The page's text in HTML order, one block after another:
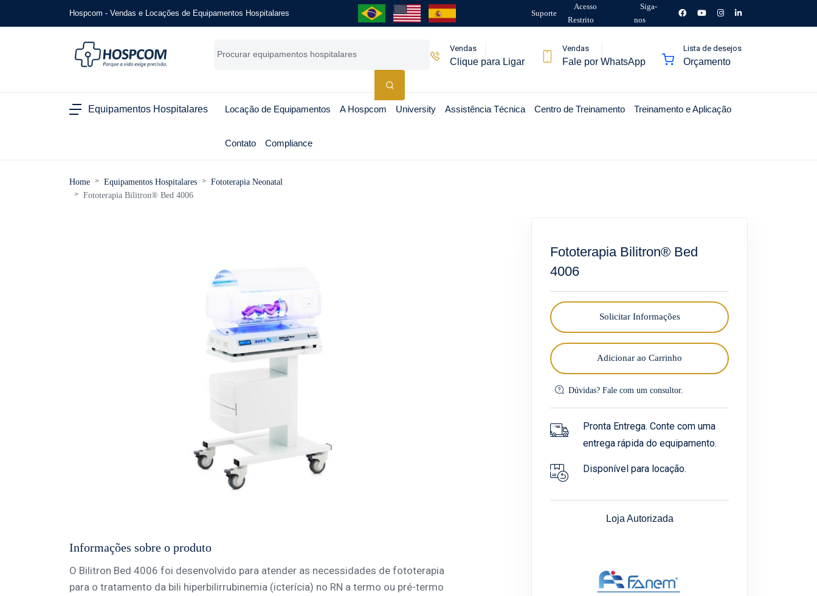
Hospcom - Vendas e Locações de Equipamentos Hospitalares Suporte
Acesso
Restrito
Siga-
nos
Vendas
Clique para Ligar
Vendas
Fale por WhatsApp
Lista de desejos
Orçamento
Equipamentos Hospitalares Locação de Equipamentos A Hospcom University Assistência Técnica Centro de Treinamento Treinamento e Aplicação
Contato Compliance
Home Equipamentos Hospitalares
Fototerapia Neonatal
Fototerapia Bilitron® Bed 4006
Informações sobre o produto
O Bilitron Bed 4006 foi desenvolvido para atender as necessidades de fototerapia
para o tratamento da bili hiperbilirrubinemia (icterícia) no RN a termo ou pré-termo
Fototerapia Bilitron® Bed
4006
Solicitar Informações
Adicionar ao Carrinho
Dúvidas? Fale com um consultor.
Pronta Entrega. Conte com uma
entrega rápida do equipamento.
Disponível para locação.
Loja Autorizada